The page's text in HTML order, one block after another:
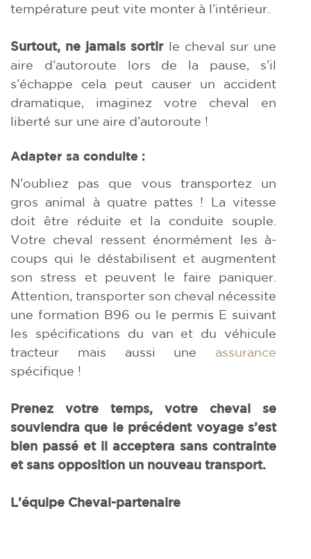
température peut vite monter à l’intérieur.
Surtout, ne jamais sortirle cheval sur une
aire d’autoroute lors de la pause, s’il
s’échappe cela peut causer un accident
dramatique, imaginez votre cheval en
liberté sur une aire d’autoroute !
Adapter sa conduite :
N’oubliez pas que vous transportez un
gros animal à quatre pattes ! La vitesse
doit être réduite et la conduite souple.
Votre cheval ressent énormément les à-
coups qui le déstabilisent et augmentent
son stress et peuvent le faire paniquer.
Attention, transporter son cheval nécessite
une formation B96 ou le permis E suivant
les spécifications du van et du véhicule
tracteur mais aussi une assurance
spécifique !
Prenez votre temps, votre cheval se
souviendra que le précédent voyage s’est
bien passé et il acceptera sans contrainte
et sans opposition un nouveau transport.
L’équipe Cheval-partenaire